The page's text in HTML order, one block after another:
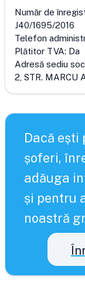
Număr de
J40/1695/2016
Telefon
Plătitor TVA: Da
Adresă sediu
2, STR. MARCU
Dacă ești
șoferi,
adăuga
și pentru
noastră